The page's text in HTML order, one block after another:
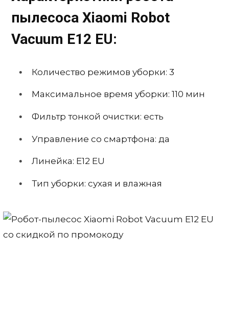
пылесоса Xiaomi Robot
Vacuum E12 EU:
Количество режимов уборки: 3
Максимальное время уборки: 110 мин
Фильтр тонкой очистки: есть
Управление со смартфона: да
Линейка: E12 EU
Тип уборки: сухая и влажная